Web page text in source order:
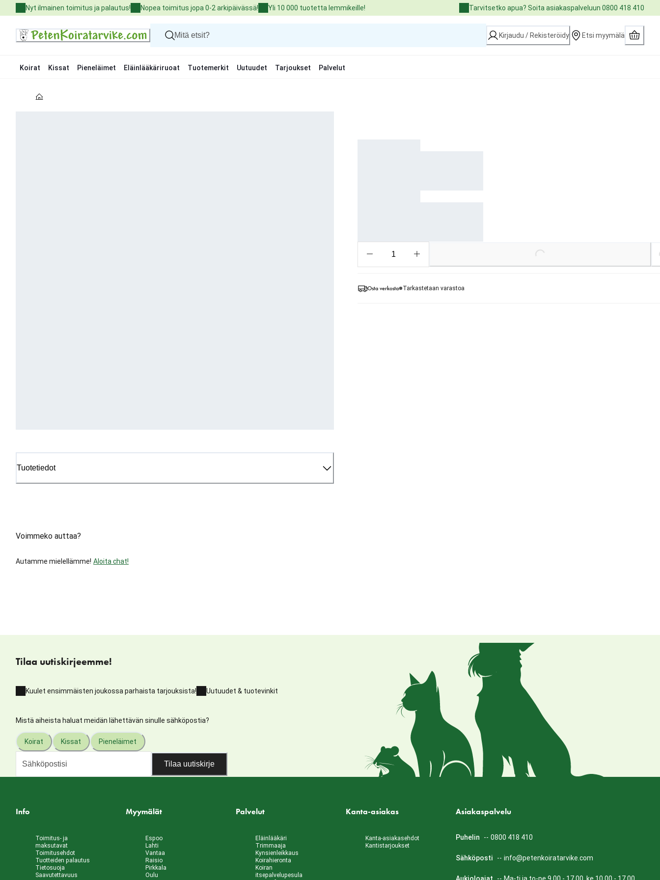
to
Nyt ilmainen toimitus ja palautus! Nopea toimitus jopa 0-2 arkipäivässä! Yli 10 000 tuotetta lemmikeille! Tarvitsetko apua? Soita asiakaspalveluun 0800 418 410
Kirjaudu / Rekisteröidy Etsi myymälä
Koirat Kissat Pieneläimet Eläinlääkäriruoat Tuotemerkit Uutuudet Tarjoukset Palvelut
Kissat
Tuotetiedot
Voimmeko auttaa?
Autamme mielellämme! Aloita chat!
Osta verkosta Tarkastetaan varastoa
Tilaa uutiskirjeemme!
Kuulet ensimmäisten joukossa parhaista tarjouksista! Uutuudet & tuotevinkit
Mistä aiheista haluat meidän lähettävän sinulle sähköpostia?
Koirat Kissat Pieneläimet
Tilaa uutiskirje
Info
Toimitus- ja
maksutavat
Toimitusehdot
Tuotteiden palautus
Tietosuoja
Saavutettavuus
Myymälät
Espoo
Lahti
Vantaa
Raisio
Pirkkala
Oulu
Palvelut
Eläinlääkäri
Trimmaaja
Kynsienleikkaus
Koirahieronta
Koiran
itsepalvelupesula
Kanta-asiakas
Kanta-asiakasehdot
Kantistarjoukset
Asiakaspalvelu
Puhelin -- 0800 418 410
Sähköposti -- info@petenkoiratarvike.com